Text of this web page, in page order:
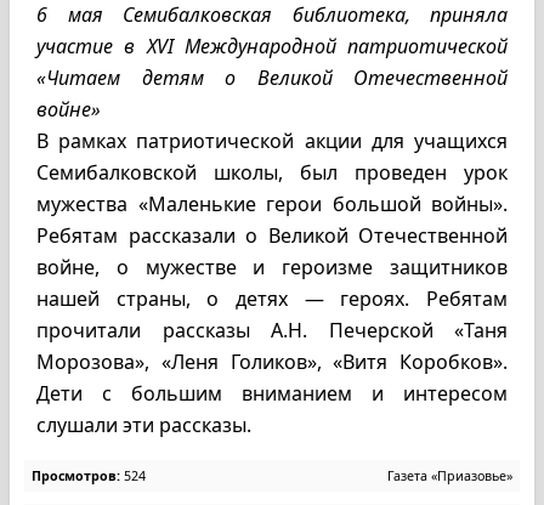
6 мая Семибалковская библиотека, приняла
участие в XVI Международной патриотической
«Читаем детям о Великой Отечественной
войне»
В рамках патриотической акции для учащихся
Семибалковской школы, был проведен урок
мужества «Маленькие герои большой войны».
Ребятам рассказали о Великой Отечественной
войне, о мужестве и героизме защитников
нашей страны, о детях — героях. Ребятам
прочитали рассказы А.Н. Печерской «Таня
Морозова», «Леня Голиков», «Витя Коробков».
Дети с большим вниманием и интересом
слушали эти рассказы.
Просмотров: 524 Газета «Приазовье»